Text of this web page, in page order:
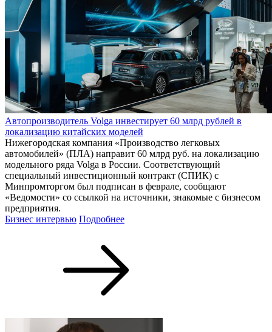
Автопроизводитель Volga инвестирует 60 млрд рублей в
локализацию китайских моделей
Нижегородская компания «Производство легковых
автомобилей» (ПЛА) направит 60 млрд руб. на локализацию
модельного ряда Volga в России. Соответствующий
специальный инвестиционный контракт (СПИК) с
Минпромторгом был подписан в феврале, сообщают
«Ведомости» со ссылкой на источники, знакомые с бизнесом
предприятия.
Бизнес интервью Подробнее